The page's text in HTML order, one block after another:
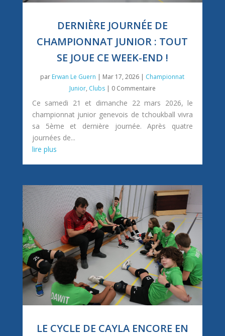
DERNIÈRE JOURNÉE DE
CHAMPIONNAT JUNIOR : TOUT
SE JOUE CE WEEK-END !
par Erwan Le Guern | Mar 17, 2026 | Championnat
Junior, Clubs| 0 Commentaire
Ce samedi 21 et dimanche 22 mars 2026, le
championnat junior genevois de tchoukball vivra
sa 5ème et dernière journée. Après quatre
journées de...
lire plus
LE CYCLE DE CAYLA ENCORE EN